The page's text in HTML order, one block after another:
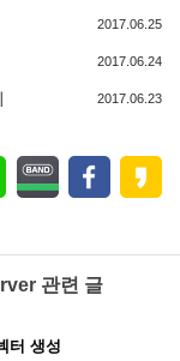
2017.06.25
2017.06.24
2017.06.23
관련 글
터 생성